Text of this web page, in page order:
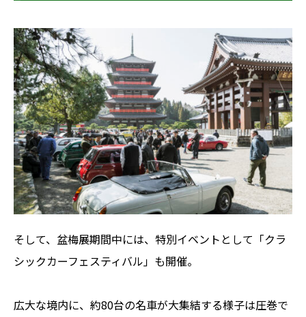
そして、盆梅展期間中には、特別イベントとして「クラ
シックカーフェスティバル」も開催。
広大な境内に、約80台の名車が大集結する様子は圧巻で